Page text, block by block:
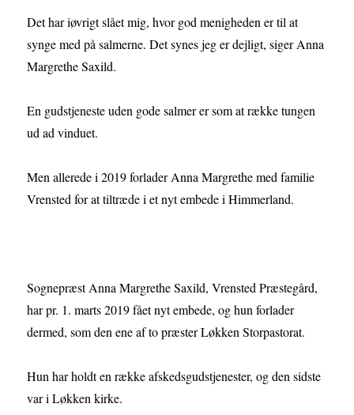
Det har iøvrigt slået mig, hvor god menigheden er til at
synge med på salmerne. Det synes jeg er dejligt, siger Anna
Margrethe Saxild.
En gudstjeneste uden gode salmer er som at række tungen
ud ad vinduet.
Men allerede i 2019 forlader Anna Margrethe med familie
Vrensted for at tiltræde i et nyt embede i Himmerland.
Sognepræst Anna Margrethe Saxild, Vrensted Præstegård,
har pr. 1. marts 2019 fået nyt embede, og hun forlader
dermed, som den ene af to præster Løkken Storpastorat.
Hun har holdt en række afskedsgudstjenester, og den sidste
var i Løkken kirke.